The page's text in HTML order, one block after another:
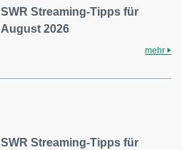
SWR Streaming-Tipps für
August 2026
mehr
SWR Streaming-Tipps für